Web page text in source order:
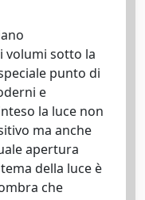
volumi sotto la
punto di
e
la luce non
ma anche
apertura
della luce è
che